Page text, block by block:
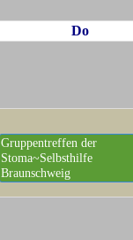
Do
Gruppentreffen der
Stoma~Selbsthilfe
Braunschweig